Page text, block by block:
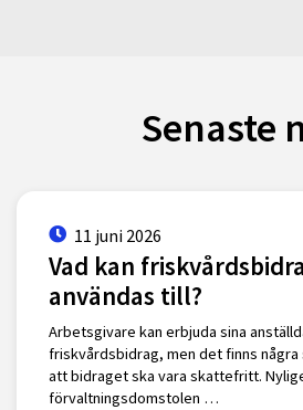
Senaste
11 juni 2026
Vad kan
användas till?
Arbetsgivare kan erbjuda sina
friskvårdsbidrag, men det finns
att bidraget ska vara skattefritt.
förvaltningsdomstolen …